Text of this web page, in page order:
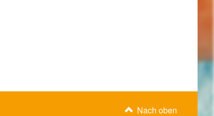
Nach oben